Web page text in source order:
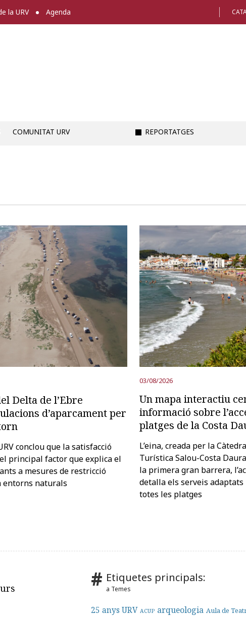
la URV Agenda
COMUNITAT URV REPORTATGES
Delta de l’Ebre
d’aparcament per
conclou que la satisfacció
principal factor que explica el
a mesures de restricció
entorns naturals
03/08/2026
Un mapa interactiu
informació sobre
platges de la Costa
L’eina, creada per la
Turística Salou-Costa
la primera gran barrera,
detalla els serveis adaptats
totes les platges
Etiquetes principals:
a Temes
25 anys URV ACUP arqueologia Aula de